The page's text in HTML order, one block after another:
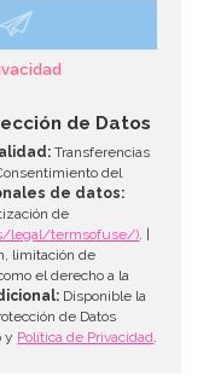
de Datos
Transferencias
del
de datos:
de
legal/termsofuse/). |
limitación de
el derecho a la
Disponible la
de Datos
y Política de Privacidad.